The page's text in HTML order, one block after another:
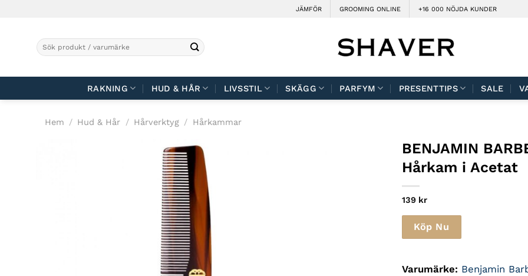
JÄMFÖR GROOMING ONLINE +16 000 NÖJDA KUNDER
Sök
efter:
RAKNING HUD & HÅR LIVSSTIL SKÄGG PARFYM PRESENTTIPS SALE
Hem / Hud & Hår / Hårverktyg / Hårkammar
BENJAMIN
Hårkam i Acetat
139 kr
Köp Nu
Varumärke: Benjamin